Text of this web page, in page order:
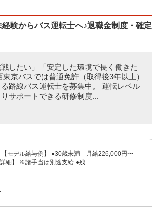
験からバス運転士へ♪退職金制度・確定
戦したい」「安定した環境で長く働きた
京バスでは普通免許（取得後3年以上）
路線バス運転士を募集中。 運転レベル
サポートできる研修制度...
モデル給与例】 ●30歳未満 月給226,000円〜
細】 ※諸手当は別途支給 ●残...